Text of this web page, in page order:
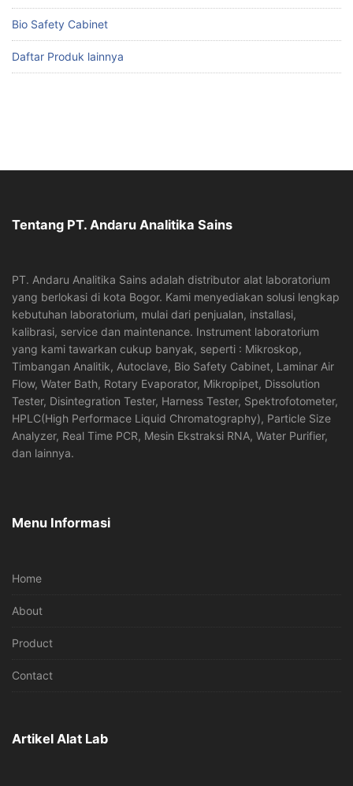
Bio Safety Cabinet
Daftar Produk lainnya
Tentang PT. Andaru Analitika Sains
PT. Andaru Analitika Sains adalah distributor alat laboratorium
yang berlokasi di kota Bogor. Kami menyediakan solusi lengkap
kebutuhan laboratorium, mulai dari penjualan, installasi,
kalibrasi, service dan maintenance. Instrument laboratorium
yang kami tawarkan cukup banyak, seperti : Mikroskop,
Timbangan Analitik, Autoclave, Bio Safety Cabinet, Laminar Air
Flow, Water Bath, Rotary Evaporator, Mikropipet, Dissolution
Tester, Disintegration Tester, Harness Tester, Spektrofotometer,
HPLC(High Performace Liquid Chromatography), Particle Size
Analyzer, Real Time PCR, Mesin Ekstraksi RNA, Water Purifier,
dan lainnya.
Menu Informasi
Home
About
Product
Contact
Artikel Alat Lab